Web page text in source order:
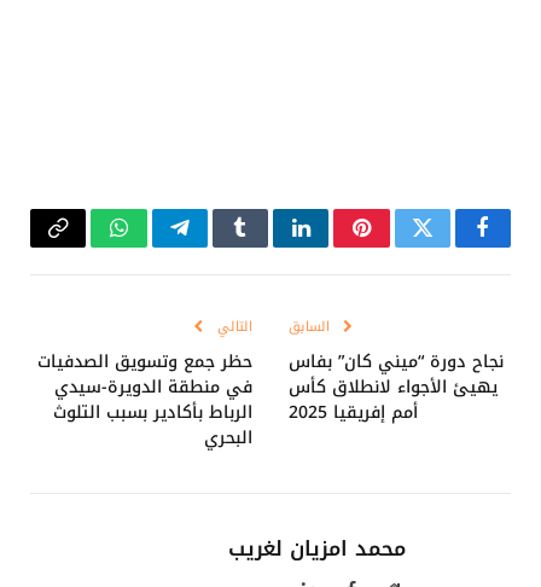
فيسبوكتويتر بينتيريستلينكدإنTumblrتيلقرامواتسابCopy
السابق
نجاح دورة “ميني كان” بفاس
يهيئ الأجواء لانطلاق كأس
أمم إفريقيا 2025
التالي
حظر جمع وتسويق الصدفيات
في منطقة الدويرة-سيدي
الرباط بأكادير بسبب التلوث
البحري
محمد امزيان لغريب